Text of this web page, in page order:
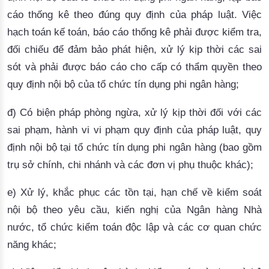
cáo thống kê theo đúng quy định của pháp luật. Việc
hạch toán kế toán, báo cáo thống kêphải được kiểm tra,
đối chiếu để đảm bảo phát hiện, xử lý kịp thời các sai
sót và phải được báo cáo cho cấp có thẩm quyền theo
quy định nội bộ của tổ chức tín dụng phi ngân hàng;
đ) Có biện pháp phòng ngừa, xử lý kịp thời đối với các
sai phạm, hành vi vi phạm quy định của pháp luật, quy
định nội bộtại tổ chức tín dụng phi ngân hàng (bao gồm
trụ sở chính, chi nhánh và các đơn vị phụ thuộc khác);
e) Xử lý, khắc phục các tồn tại, hạn chế về kiểm soát
nội bộ theo yêu cầu, kiến nghị của Ngân hàng Nhà
nước, tổ chức kiểm toán độc lập và các cơ quan chức
năng khác;